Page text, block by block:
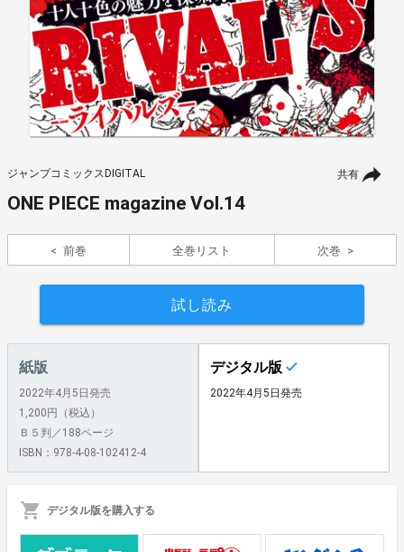
共有
ジャンプコミックスDIGITAL
ONE PIECE magazine Vol.14
前巻 全巻リスト 次巻
試し読み
紙版
2022年4月5日発売
1,200円（税込）
Ｂ５判／188ページ
ISBN：978-4-08-102412-4
デジタル版
2022年4月5日発売
デジタル版を購入する